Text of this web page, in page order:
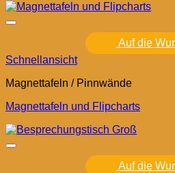
Auf die
Schnellansicht
Magnettafeln / Pinnwände
Magnettafeln und Flipcharts
Auf die